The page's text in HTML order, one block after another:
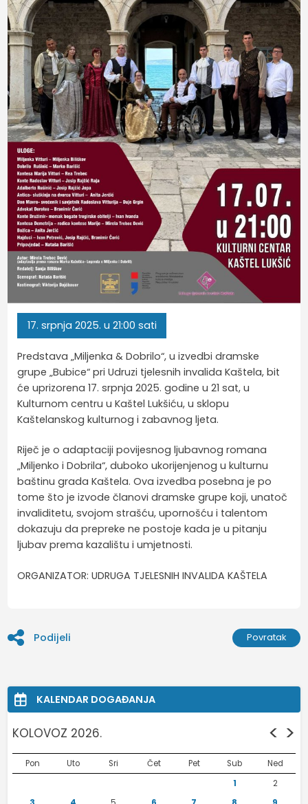
17. srpnja 2025. u 21:00 sati
Predstava „Miljenka & Dobrilo“, u izvedbi dramske
grupe „Bubice“ pri Udruzi tjelesnih invalida Kaštela, bit
će uprizorena 17. srpnja 2025. godine u 21 sat, u
Kulturnom centru u Kaštel Lukšiću, u sklopu
Kaštelanskog kulturnog i zabavnog ljeta.
Riječ je o adaptaciji povijesnog ljubavnog romana
„Miljenko i Dobrila“, duboko ukorijenjenog u kulturnu
baštinu grada Kaštela. Ova izvedba posebna je po
tome što je izvode članovi dramske grupe koji, unatoč
invaliditetu, svojom strašću, upornošću i talentom
dokazuju da prepreke ne postoje kada je u pitanju
ljubav prema kazalištu i umjetnosti.
ORGANIZATOR: UDRUGA TJELESNIH INVALIDA KAŠTELA
Podijeli Povratak
KALENDAR DOGAĐANJA
KOLOVOZ 2026. < >
Pon Uto Sri Čet Pet Sub
Ned
1
2